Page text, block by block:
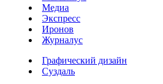
Медиа
Экспресс
Иронов
Журналус
Графический дизайн
Суздаль